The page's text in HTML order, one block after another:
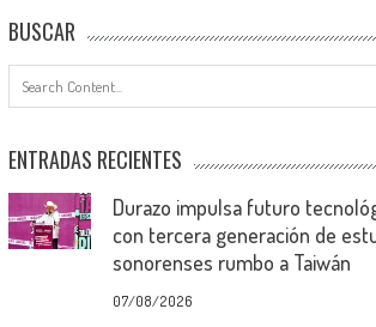
BUSCAR
ENTRADAS RECIENTES
Durazo impulsa futuro
con tercera generación de
sonorenses rumbo a Taiwán
07/08/2026